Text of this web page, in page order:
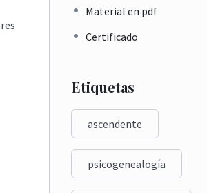
Material en pdf
Certificado
Etiquetas
ascendente
psicogenealogía